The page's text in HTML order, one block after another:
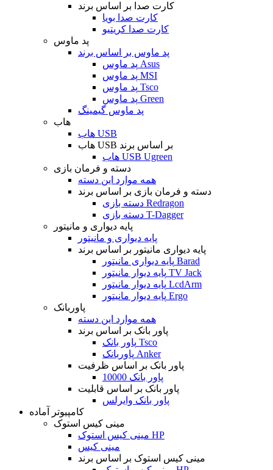
کارت صدا بر اساس برند
کارت صدا بویا
کارت صدا کریتیو
پد ماوس
پد ماوس بر اساس برند
پد ماوس Asus
پد ماوس MSI
پد ماوس Tsco
پد ماوس Green
پد ماوس گیمینگ
هاب
هاب USB
هاب USB بر اساس برند
هاب USB Ugreen
دسته و فرمان بازی
همه موارد این دسته
دسته و فرمان بازی بر اساس برند
دسته بازی Redragon
دسته بازی T-Dagger
پایه دیواری و مانیتور
پایه دیواری و مانیتور
پایه دیواری مانیتور بر اساس برند
پایه دیواری مانیتور Barad
پایه دیوار مانیتور TV Jack
پایه دیوار مانیتور LcdArm
پایه دیوار مانیتور Ergo
پاوربانک
همه موارد این دسته
پاور بانک بر اساس برند
پاور بانک Tsco
پاوربانک Anker
پاور بانک بر اساس ظرفیت
پاور بانک 10000
پاور بانک بر اساس قابلیت
پاور بانک وایرلس
کامپیوتر آماده
مینی کیس استوک
مینی کیس استوک HP
مینی کیس
مینی کیس استوک بر اساس برند